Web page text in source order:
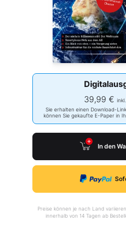
39,99 €
Sie erhalten einen Download-
können Sie gekaufte E-Paper in
In den
Preise können je nach Land
innerhalb von 14 Tagen ab